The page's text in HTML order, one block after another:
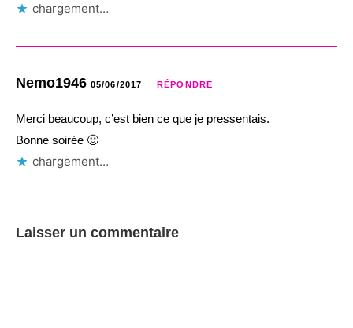
chargement…
Nemo1946 05/06/2017 RÉPONDRE
Merci beaucoup, c’est bien ce que je pressentais.
Bonne soirée 🙂
chargement…
Laisser un commentaire